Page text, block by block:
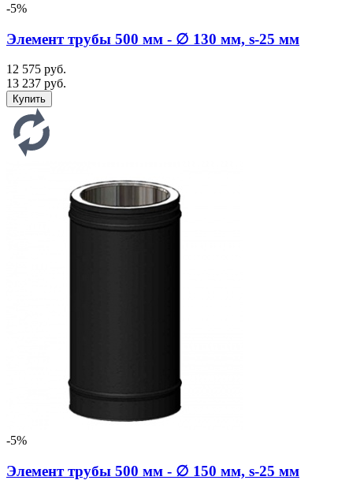
-5%
Элемент трубы 500 мм - ∅ 130 мм, s-25 мм
12 575 руб.
13 237 руб.
-5%
Элемент трубы 500 мм - ∅ 150 мм, s-25 мм